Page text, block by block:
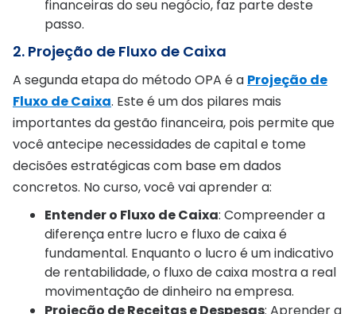
financeiras do seu negócio, faz parte deste
passo.
2. Projeção de Fluxo de Caixa
A segunda etapa do método OPA é a Projeção de
Fluxo de Caixa. Este é um dos pilares mais
importantes da gestão financeira, pois permite que
você antecipe necessidades de capital e tome
decisões estratégicas com base em dados
concretos. No curso, você vai aprender a:
Entender o Fluxo de Caixa: Compreender a
diferença entre lucro e fluxo de caixa é
fundamental. Enquanto o lucro é um indicativo
de rentabilidade, o fluxo de caixa mostra a real
movimentação de dinheiro na empresa.
Projeção de Receitas e Despesas: Aprender a